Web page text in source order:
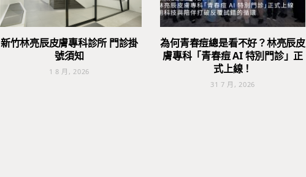
新竹林亮辰皮膚專科診所 門診掛
號須知
1 8 月, 2026
為何青春痘總是看不好？林亮辰皮
膚專科「青春痘 AI 特別門診」正
式上線！
31 7 月, 2026